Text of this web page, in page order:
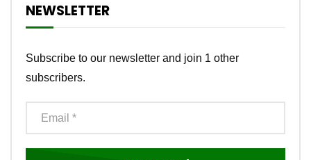
NEWSLETTER
Subscribe to our newsletter and join 1 other
subscribers.